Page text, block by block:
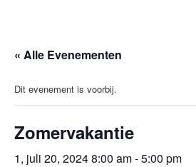
« Alle Evenementen
Dit evenement is voorbij.
Zomervakantie
1, juli 20, 2024 8:00 am-5:00 pm